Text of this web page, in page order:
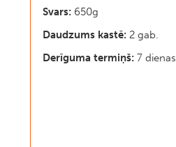
Svars: 650g
Daudzums kastē: 2 gab.
Derīguma termiņš: 7 dienas